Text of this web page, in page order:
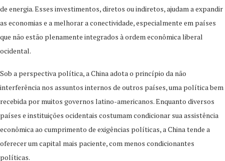
de energia. Esses investimentos, diretos ou indiretos, ajudam a expandir
as economias e a melhorar a conectividade, especialmente em países
que não estão plenamente integrados à ordem econômica liberal
ocidental.
Sob a perspectiva política, a China adota o princípio da não
interferência nos assuntos internos de outros países, uma política bem
recebida por muitos governos latino-americanos. Enquanto diversos
países e instituições ocidentais costumam condicionar sua assistência
econômica ao cumprimento de exigências políticas, a China tende a
oferecer um capital mais paciente, com menos condicionantes
políticas.